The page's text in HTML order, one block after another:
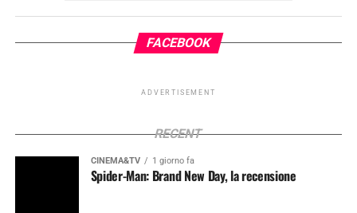
FACEBOOK
ADVERTISEMENT
RECENT
CINEMA&TV 1 giorno fa
Spider-Man: Brand New Day, la recensione